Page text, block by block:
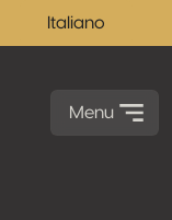
Italiano
Menu